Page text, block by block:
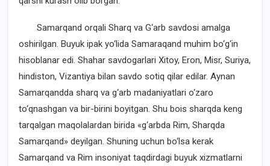
Samarqand orqali Sharq va G‘arb savdosi amalga
oshirilgan. Buyuk ipak yo‘lida Samaraqand muhim bo‘g‘in
hisoblanar edi. Shahar savdogarlari Xitoy, Eron, Misr, Suriya,
hindiston, Vizantiya bilan savdo sotiq qilar edilar. Aynan
Samarqandda sharq va g‘arb madaniyatlari o‘zaro
to‘qnashgan va bir-birini boyitgan. Shu bois sharqda keng
tarqalgan maqolalardan birida «g‘arbda Rim, Sharqda
Samarqand» deyilgan. Shuning uchun bo‘lsa kerak
Samarqand va Rim insoniyat taqdirdagi buyuk xizmatlarni